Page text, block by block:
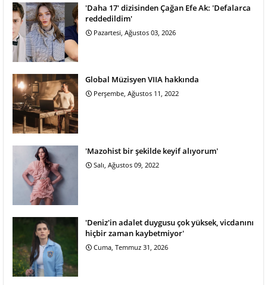
'Daha 17' dizisinden Çağan Efe Ak: 'Defalarca
reddedildim'
Pazartesi, Ağustos 03, 2026
Global Müzisyen VIIA hakkında
Perşembe, Ağustos 11, 2022
'Mazohist bir şekilde keyif alıyorum'
Salı, Ağustos 09, 2022
'Deniz'in adalet duygusu çok yüksek, vicdanını
hiçbir zaman kaybetmiyor'
Cuma, Temmuz 31, 2026